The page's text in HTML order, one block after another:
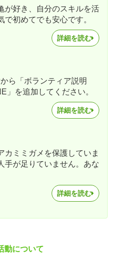
が好き、自分のスキルを活
初めてでも安心です。
詳細を読む
ら「ボランティア説明
」を追加してください。
詳細を読む
カミミガメを保護していま
手が足りていません。あな
詳細を読む
動について